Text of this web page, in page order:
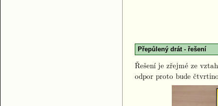
Přepůlený drát - řešení
Řešení je zřejmé ze
odpor proto bude